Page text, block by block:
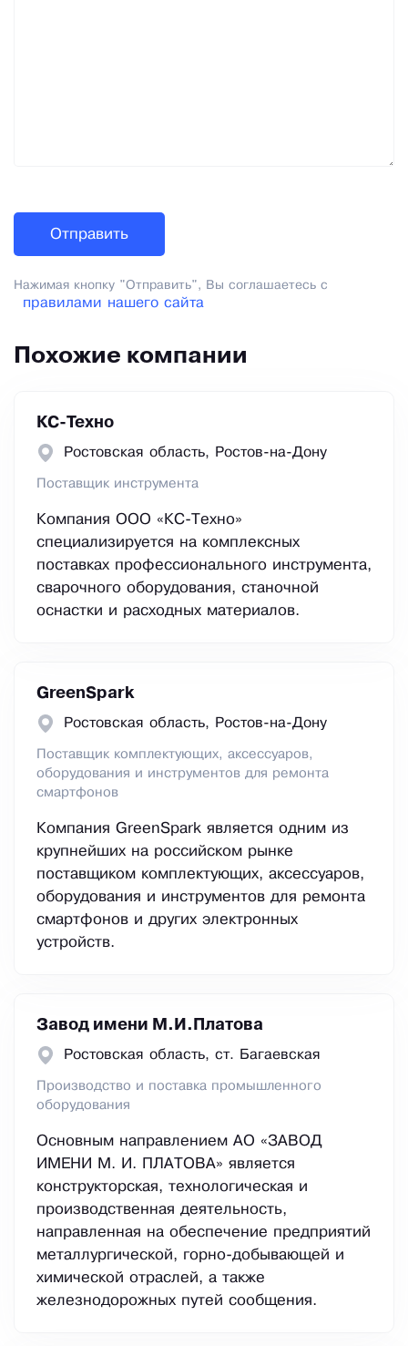
Нажимая кнопку "Отправить", Вы соглашаетесь с
правилами нашего сайта
Похожие компании
КС-Техно
Ростовская область, Ростов-на-Дону
Поставщик инструмента
Компания ООО «КС-Техно»
специализируется на комплексных
поставках профессионального инструмента,
сварочного оборудования, станочной
оснастки и расходных материалов.
GreenSpark
Ростовская область, Ростов-на-Дону
Поставщик комплектующих, аксессуаров,
оборудования и инструментов для ремонта
смартфонов
Компания GreenSpark является одним из
крупнейших на российском рынке
поставщиком комплектующих, аксессуаров,
оборудования и инструментов для ремонта
смартфонов и других электронных
устройств.
Завод имени М.И.Платова
Ростовская область, ст. Багаевская
Производство и поставка промышленного
оборудования
Основным направлением АО «ЗАВОД
ИМЕНИ М. И. ПЛАТОВА» является
конструкторская, технологическая и
производственная деятельность,
направленная на обеспечение предприятий
металлургической, горно-добывающей и
химической отраслей, а также
железнодорожных путей сообщения.